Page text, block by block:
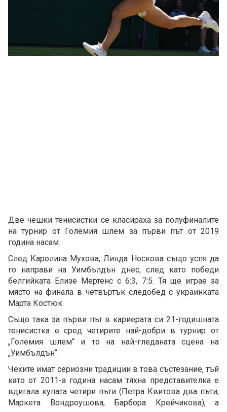
Две чешки тенисистки се класираха за полуфиналите
на турнир от Големия шлем за първи път от 2019
година насам.
След Каролина Мухова, Линда Носкова също успя да
го направи на Уимбълдън днес, след като победи
белгийката Елизе Мертенс с 6:3, 7:5. Тя ще играе за
място на финала в четвъртък следобед с украинката
Марта Костюк.
Също така за първи път в кариерата си 21-годишната
тенисистка е сред четирите най-добри в турнир от
„Големия шлем“ и то на най-гледаната сцена на
„Уимбълдън“.
Чехите имат сериозни традиции в това състезание, тъй
като от 2011-а година насам тяхна представителка е
вдигала купата четири пъти (Петра Квитова два пъти,
Маркета Вондроушова, Барбора Крейчикова), а